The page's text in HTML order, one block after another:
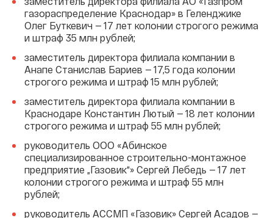
газораспределение Краснодар» в Геленджике
Олег Буткевич — 17 лет колонии строгого режима
и штраф 35 млн рублей;
заместитель директора филиала компании в
Анапе Станислав Бариев — 17,5 года колонии
строгого режима и штраф 15 млн рублей;
заместитель директора филиала компании в
Краснодаре Константин Лютый — 18 лет колонии
строгого режима и штраф 55 млн рублей;
руководитель ООО «Абинское
специализированное строительно-монтажное
предприятие „Газовик“» Сергей Лебедь — 17 лет
колонии строгого режима и штраф 55 млн
рублей;
руководитель АССМП «Газовик» Сергей Асадов —